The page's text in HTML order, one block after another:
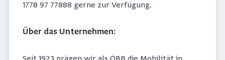
1778 97 77888 gerne zur Verfügung.
Über das Unternehmen: